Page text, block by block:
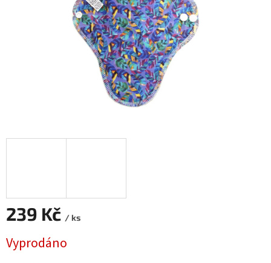
239 Kč / ks
cena:
Vyprodáno